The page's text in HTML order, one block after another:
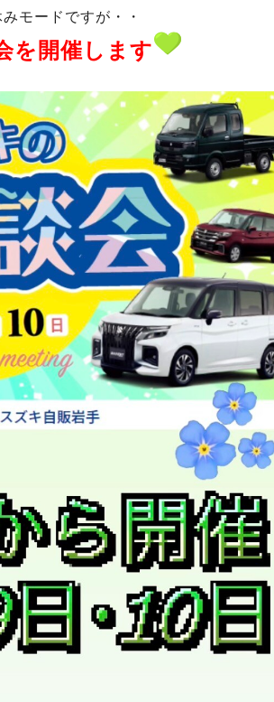
モードですが・・
を開催します